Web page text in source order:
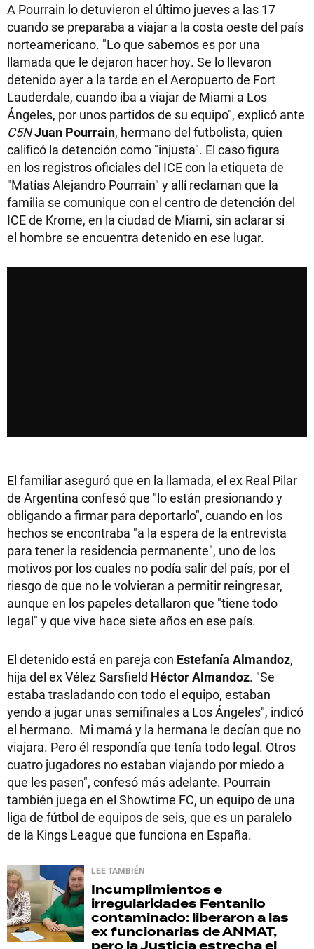
A Pourrain lo detuvieron el último jueves a las 17
cuando se preparaba a viajar a la costa oeste del país
norteamericano. "Lo que sabemos es por una
llamada que le dejaron hacer hoy. Se lo llevaron
detenido ayer a la tarde en el Aeropuerto de Fort
Lauderdale, cuando iba a viajar de Miami a Los
Ángeles, por unos partidos de su equipo", explicó ante
C5NJuan Pourrain, hermano del futbolista, quien
calificó la detención como "injusta". El caso figura
en los registros oficiales del ICE con la etiqueta de
"Matías Alejandro Pourrain" y allí reclaman que la
familia se comunique con el centro de detención del
ICE de Krome, en la ciudad de Miami, sin aclarar si
el hombre se encuentra detenido en ese lugar.
El familiar aseguró que en la llamada, el ex Real Pilar
de Argentina confesó que "lo están presionando y
obligando a firmar para deportarlo", cuando en los
hechos se encontraba "a la espera de la entrevista
para tener la residencia permanente", uno de los
motivos por los cuales no podía salir del país, por el
riesgo de que no le volvieran a permitir reingresar,
aunque en los papeles detallaron que "tiene todo
legal" y que vive hace siete años en ese país.
El detenido está en pareja con Estefanía Almandoz,
hija del ex Vélez Sarsfield Héctor Almandoz. "Se
estaba trasladando con todo el equipo, estaban
yendo a jugar unas semifinales a Los Ángeles", indicó
el hermano. Mi mamá y la hermana le decían que no
viajara. Pero él respondía que tenía todo legal. Otros
cuatro jugadores no estaban viajando por miedo a
que les pasen", confesó más adelante. Pourrain
también juega en el Showtime FC, un equipo de una
liga de fútbol de equipos de seis, que es un paralelo
de la Kings League que funciona en España.
LEE TAMBIÉN
Incumplimientos e
irregularidades Fentanilo
contaminado: liberaron a las
ex funcionarias de ANMAT,